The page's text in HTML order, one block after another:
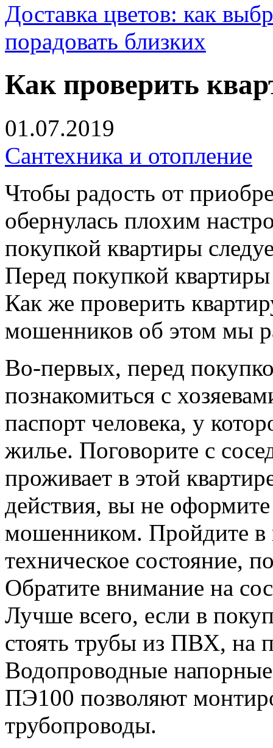
Доставка цветов: как
порадовать близких
Как проверить
01.07.2019
Сантехника и отопление
Чтобы радость от
обернулась плохим
покупкой квартиры
Перед покупкой
Как же проверить
мошенников об этом мы
Во-первых, перед
познакомиться с
паспорт человека, у
жилье. Поговорите с
проживает в этой
действия, вы не
мошенником. Пройдите в
техническое состояние,
Обратите внимание на
Лучше всего, если в
стоять трубы из ПВХ, на
Водопроводные
ПЭ100 позволяют
трубопроводы.